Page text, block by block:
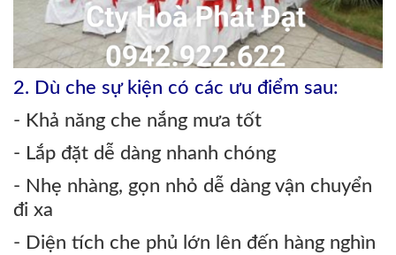
2. Dù che sự kiện có các ưu điểm sau:
- Khả năng che nắng mưa tốt
- Lắp đặt dễ dàng nhanh chóng
- Nhẹ nhàng, gọn nhỏ dễ dàng vận chuyển
đi xa
- Diện tích che phủ lớn lên đến hàng nghìn